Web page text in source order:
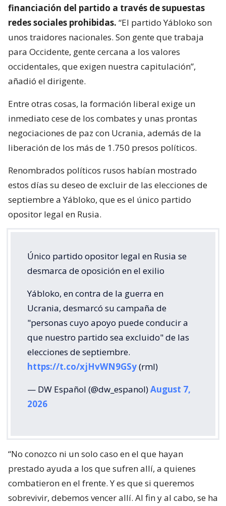
financiación del partido a través de supuestas
redes sociales prohibidas. “El partido Yábloko son
unos traidores nacionales. Son gente que trabaja
para Occidente, gente cercana a los valores
occidentales, que exigen nuestra capitulación”,
añadió el dirigente.
Entre otras cosas, la formación liberal exige un
inmediato cese de los combates y unas prontas
negociaciones de paz con Ucrania, además de la
liberación de los más de 1.750 presos políticos.
Renombrados políticos rusos habían mostrado
estos días su deseo de excluir de las elecciones de
septiembre a Yábloko, que es el único partido
opositor legal en Rusia.
Único partido opositor legal en Rusia se
desmarca de oposición en el exilio
Yábloko, en contra de la guerra en
Ucrania, desmarcó su campaña de
"personas cuyo apoyo puede conducir a
que nuestro partido sea excluido" de las
elecciones de septiembre.
https://t.co/xjHvWN9GSy(rml)
— DW Español (@dw_espanol)August 7,
2026
“No conozco ni un solo caso en el que hayan
prestado ayuda a los que sufren allí, a quienes
combatieron en el frente. Y es que si queremos
sobrevivir, debemos vencer allí. Al fin y al cabo, se ha